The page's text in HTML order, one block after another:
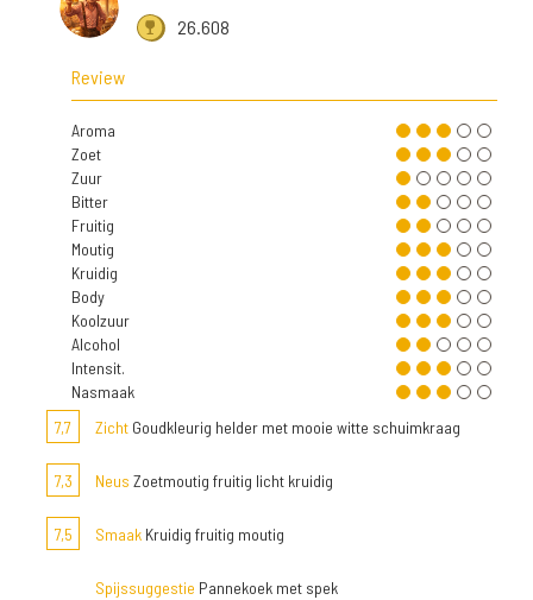
26.608
Review
Aroma
Zoet
Zuur
Bitter
Fruitig
Moutig
Kruidig
Body
Koolzuur
Alcohol
Intensit.
Nasmaak
7,7
Zicht Goudkleurig helder met mooie witte schuimkraag
7,3 Neus Zoetmoutig fruitig licht kruidig
7,5 Smaak Kruidig fruitig moutig
Spijssuggestie Pannekoek met spek